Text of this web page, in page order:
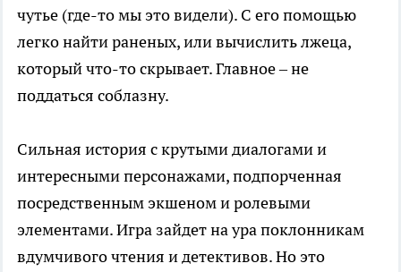
чутье (где-то мы это видели). С его помощью
легко найти раненых, или вычислить лжеца,
который что-то скрывает. Главное – не
поддаться соблазну.
Сильная история с крутыми диалогами и
интересными персонажами, подпорченная
посредственным экшеном и ролевыми
элементами. Игра зайдет на ура поклонникам
вдумчивого чтения и детективов. Но это